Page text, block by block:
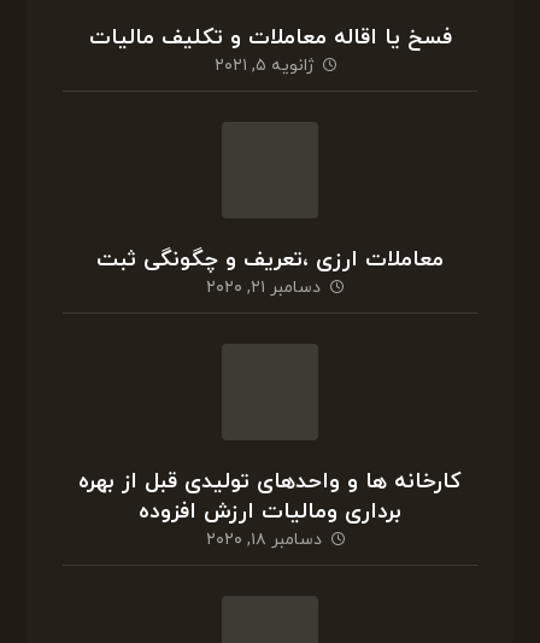
فسخ یا اقاله معاملات و تکلیف مالیات
ژانویه ۵, ۲۰۲۱
معاملات ارزی ،تعریف و چگونگی ثبت
دسامبر ۲۱, ۲۰۲۰
کارخانه ها و واحدهای تولیدی قبل از بهره
برداری ومالیات ارزش افزوده
دسامبر ۱۸, ۲۰۲۰